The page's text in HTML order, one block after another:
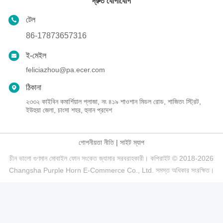
টেল
86-17873657316
ই-মেইল
feliciazhou@pa.ecer.com
ঠিকানা
২৩৩২ কাইবিন কমার্শিয়াল প্লাজা, নং ৪১৯ শাওশান মিডল রোড, শাজিতং স্ট্রিট,
ইউহুয়া জেলা, চাংসা শহর, হুনান প্রদেশ
গোপনীয়তা নীতি| সাইট ম্যাপ
চীন ভালো গুণমান মোবাইল ফোন সংকেত জ্যামার সরবরাহকারী। কপিরাইট © 2018-2026
Changsha Purple Horn E-Commerce Co., Ltd. সমস্ত অধিকার সংরক্ষিত।